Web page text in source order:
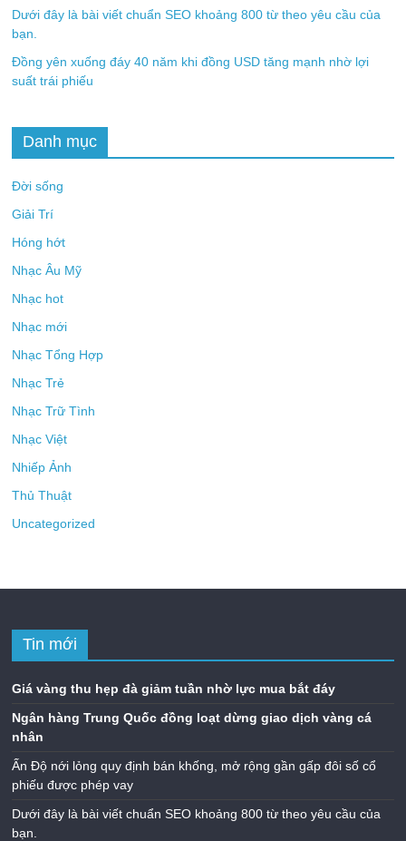
Dưới đây là bài viết chuẩn SEO khoảng 800 từ theo yêu cầu của
bạn.
Đồng yên xuống đáy 40 năm khi đồng USD tăng mạnh nhờ lợi
suất trái phiếu
Danh mục
Đời sống
Giải Trí
Hóng hớt
Nhạc Âu Mỹ
Nhạc hot
Nhạc mới
Nhạc Tổng Hợp
Nhạc Trẻ
Nhạc Trữ Tình
Nhạc Việt
Nhiếp Ảnh
Thủ Thuật
Uncategorized
Tin mới
Giá vàng thu hẹp đà giảm tuần nhờ lực mua bắt đáy
Ngân hàng Trung Quốc đồng loạt dừng giao dịch vàng cá
nhân
Ấn Độ nới lỏng quy định bán khống, mở rộng gần gấp đôi số cổ
phiếu được phép vay
Dưới đây là bài viết chuẩn SEO khoảng 800 từ theo yêu cầu của
bạn.